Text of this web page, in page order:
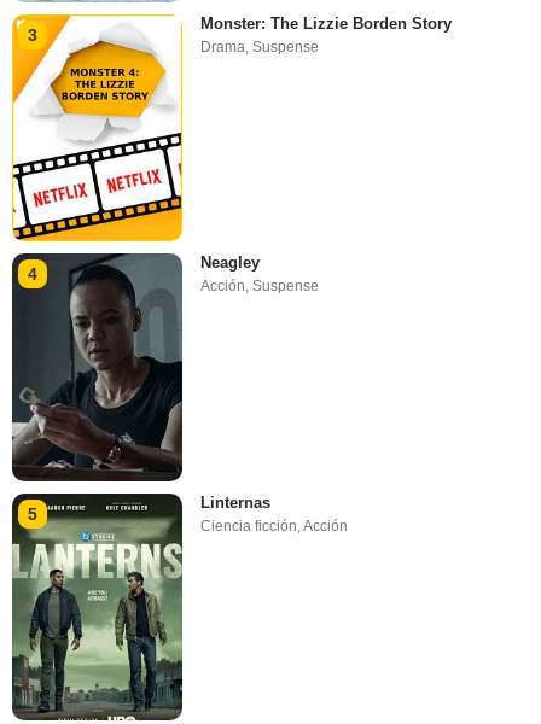
3
Monster: The Lizzie Borden Story
Drama,Suspense
4
Neagley
Acción,Suspense
5
Linternas
Ciencia ficción ,Acción